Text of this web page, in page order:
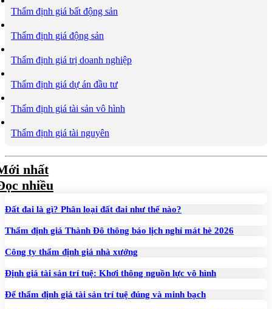
Thẩm định giá bất động sản
Thẩm định giá động sản
Thẩm định giá trị doanh nghiệp
Thẩm định giá dự án đầu tư
Thẩm định giá tài sản vô hình
Thẩm định giá tài nguyên
nhất
nhiều
Đất đai là gì? Phân loại đất đai như thế nào?
Thẩm định giá Thành Đô thông báo lịch nghỉ mát hè 2026
Công ty thẩm định giá nhà xưởng
Định giá tài sản trí tuệ: Khơi thông nguồn lực vô hình
Để thẩm định giá tài sản trí tuệ đúng và minh bạch